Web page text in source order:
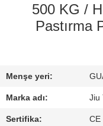
FABRIKA
KALITE
KONTROLÜ
500 KG /
Pastırma
Menşe yeri:
Marka adı: Jiu
Sertifika: CE